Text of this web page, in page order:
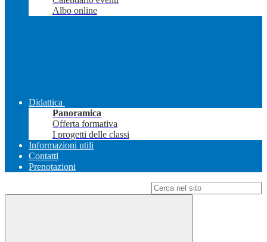
Albo online
Didattica
Panoramica
Offerta formativa
I progetti delle classi
Informazioni utili
Contatti
Prenotazioni